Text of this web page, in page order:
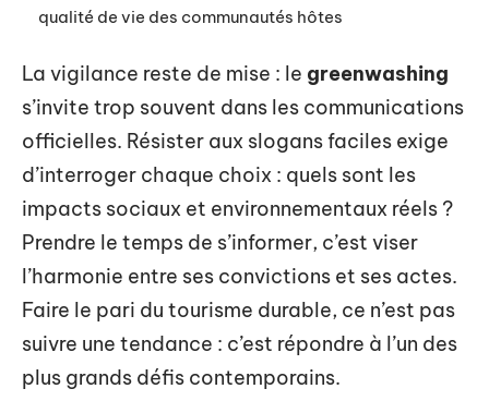
qualité de vie des communautés hôtes
La vigilance reste de mise : le greenwashing
s’invite trop souvent dans les communications
officielles. Résister aux slogans faciles exige
d’interroger chaque choix : quels sont les
impacts sociaux et environnementaux réels ?
Prendre le temps de s’informer, c’est viser
l’harmonie entre ses convictions et ses actes.
Faire le pari du tourisme durable, ce n’est pas
suivre une tendance : c’est répondre à l’un des
plus grands défis contemporains.